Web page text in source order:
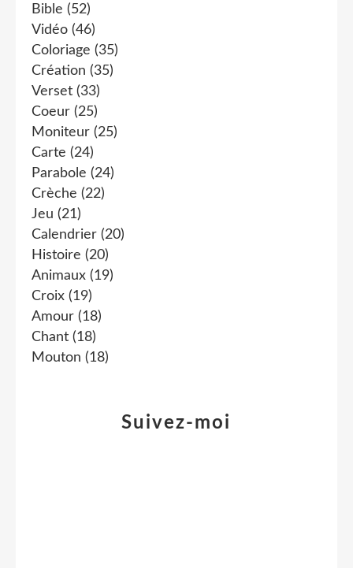
Bible (52)
Vidéo (46)
Coloriage (35)
Création (35)
Verset (33)
Coeur (25)
Moniteur (25)
Carte (24)
Parabole (24)
Crèche (22)
Jeu (21)
Calendrier (20)
Histoire (20)
Animaux (19)
Croix (19)
Amour (18)
Chant (18)
Mouton (18)
Suivez-moi